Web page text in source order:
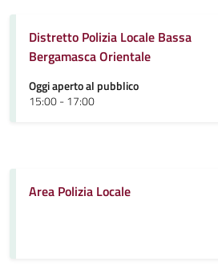
Distretto Polizia Locale Bassa
Bergamasca Orientale
Oggi aperto al pubblico
15:00 - 17:00
Area Polizia Locale